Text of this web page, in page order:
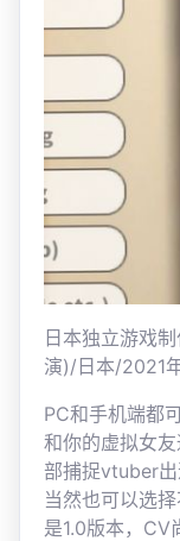
日本独立游戏
演)/日本/2021
PC和手机端都
和你的虚拟女
部捕捉vtuber出
当然也可以选
是1.0版本，CV